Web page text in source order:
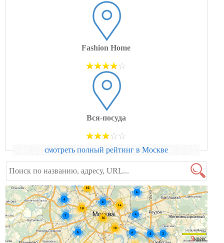
Fashion Home
Вся-посуда
смотреть полный рейтинг в Москве